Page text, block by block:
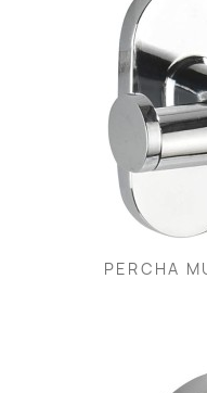
PERCHA